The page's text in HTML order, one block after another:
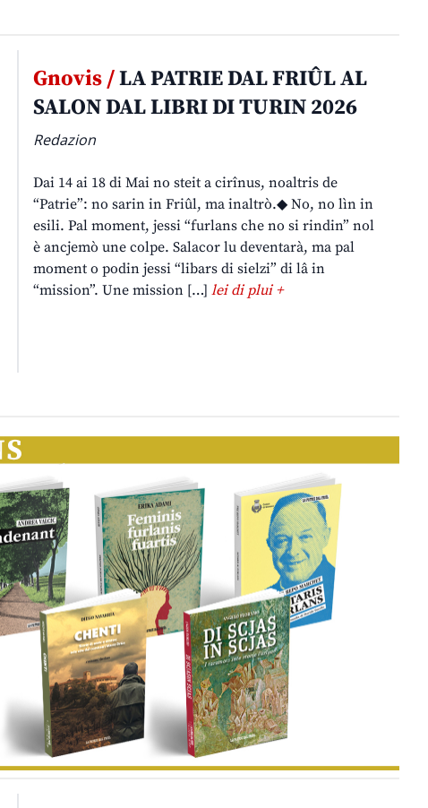
Gnovis /LA PATRIE DAL FRIÛL AL
SALON DAL LIBRI DI TURIN 2026
Redazion
Dai 14 ai 18 di Mai no steit a cirînus, noaltris de
“Patrie”: no sarin in Friûl, ma inaltrò.◆ No, no lìn in
esili. Pal moment, jessi “furlans che no si rindin” nol
è ancjemò une colpe. Salacor lu deventarà, ma pal
moment o podin jessi “libars di sielzi” di lâ in
“mission”. Une mission […]lei di plui +